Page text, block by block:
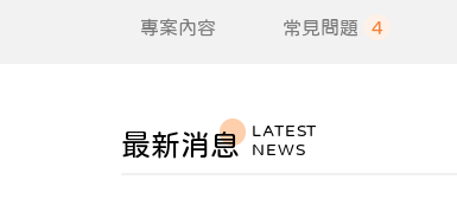
專案內容 常見問題 4
最新消息 LATEST
NEWS